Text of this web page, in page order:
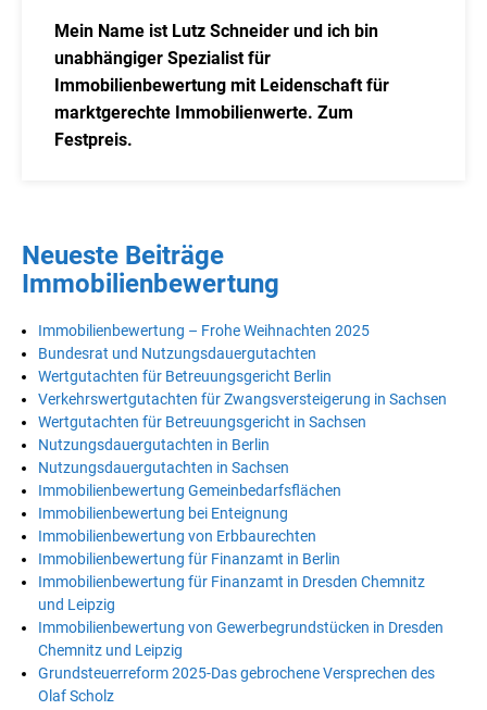
Mein Name ist Lutz Schneider und ich bin
unabhängiger Spezialist für
Immobilienbewertung mit Leidenschaft für
marktgerechte Immobilienwerte. Zum
Festpreis.
Neueste Beiträge
Immobilienbewertung
Immobilienbewertung – Frohe Weihnachten 2025
Bundesrat und Nutzungsdauergutachten
Wertgutachten für Betreuungsgericht Berlin
Verkehrswertgutachten für Zwangsversteigerung in Sachsen
Wertgutachten für Betreuungsgericht in Sachsen
Nutzungsdauergutachten in Berlin
Nutzungsdauergutachten in Sachsen
Immobilienbewertung Gemeinbedarfsflächen
Immobilienbewertung bei Enteignung
Immobilienbewertung von Erbbaurechten
Immobilienbewertung für Finanzamt in Berlin
Immobilienbewertung für Finanzamt in Dresden Chemnitz
und Leipzig
Immobilienbewertung von Gewerbegrundstücken in Dresden
Chemnitz und Leipzig
Grundsteuerreform 2025-Das gebrochene Versprechen des
Olaf Scholz